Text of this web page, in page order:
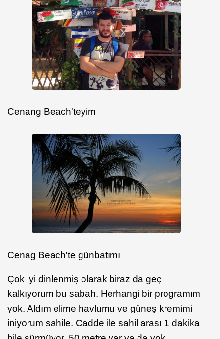
Cenang Beach'teyim
Cenag Beach'te günbatımı
Çok iyi dinlenmiş olarak biraz da geç
kalkıyorum bu sabah. Herhangi bir programım
yok. Aldım elime havlumu ve güneş kremimi
iniyorum sahile. Cadde ile sahil arası 1 dakika